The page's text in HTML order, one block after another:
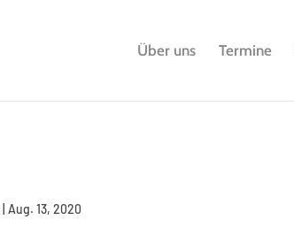
Über uns Termine
|Aug. 13, 2020